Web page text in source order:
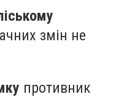
змін не
противник